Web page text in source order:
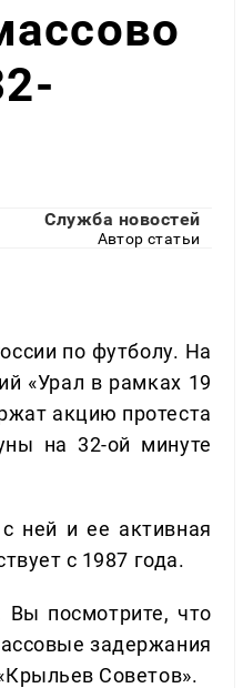
Служба новостей
Автор статьи
по футболу. На
«Урал в рамках 19
акцию протеста
на 32-ой минуте
ней и ее активная
с 1987 года.
Вы посмотрите, что
задержания
Советов».